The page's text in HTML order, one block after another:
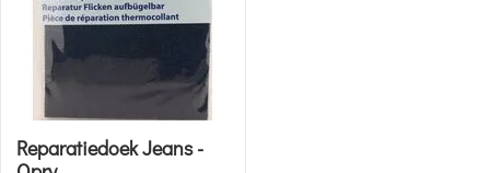
Reparatiedoek Jeans -